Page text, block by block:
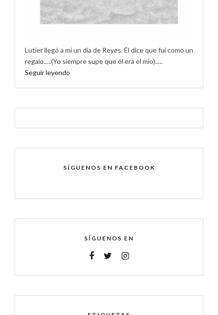
Lutier llegó a mí un día de Reyes. Él dice que fui como un
regalo.....(Yo siempre supe que él era el mío).....
Seguir leyendo
SÍGUENOS EN FACEBOOK
SÍGUENOS EN